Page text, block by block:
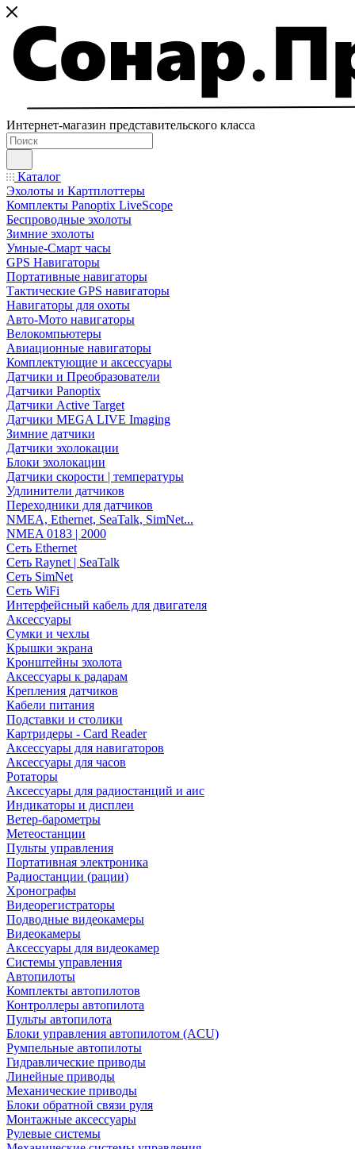
Интернет-магазин представительского класса
Каталог
Эхолоты и Картплоттеры
Комплекты Panoptix LiveScope
Беспроводные эхолоты
Зимние эхолоты
Умные-Смарт часы
GPS Навигаторы
Портативные навигаторы
Тактические GPS навигаторы
Навигаторы для охоты
Авто-Мото навигаторы
Велокомпьютеры
Авиационные навигаторы
Комплектующие и аксессуары
Датчики и Преобразователи
Датчики Panoptix
Датчики Active Target
Датчики MEGA LIVE Imaging
Зимние датчики
Датчики эхолокации
Блоки эхолокации
Датчики скорости | температуры
Удлинители датчиков
Переходники для датчиков
NMEA, Ethernet, SeaTalk, SimNet...
NMEA 0183 | 2000
Сеть Ethernet
Сеть Raynet | SeaTalk
Сеть SimNet
Сеть WiFi
Интерфейсный кабель для двигателя
Аксессуары
Сумки и чехлы
Крышки экрана
Кронштейны эхолота
Аксессуары к радарам
Крепления датчиков
Кабели питания
Подставки и столики
Картридеры - Card Reader
Аксессуары для навигаторов
Аксессуары для часов
Ротаторы
Аксессуары для радиостанций и аис
Индикаторы и дисплеи
Ветер-барометры
Метеостанции
Пульты управления
Портативная электроника
Радиостанции (рации)
Хронографы
Видеорегистраторы
Подводные видеокамеры
Видеокамеры
Аксессуары для видеокамер
Системы управления
Автопилоты
Комплекты автопилотов
Контроллеры автопилота
Пульты автопилота
Блоки управления автопилотом (ACU)
Румпельные автопилоты
Гидравлические приводы
Линейные приводы
Механические приводы
Блоки обратной связи руля
Монтажные аксессуары
Рулевые системы